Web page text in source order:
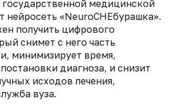
медицинской
нейросеть «NeuroCHEбурашка».
получить цифрового
снимет с него часть
минимизирует время,
диагноза, и снизит
исходов лечения,
вуза.